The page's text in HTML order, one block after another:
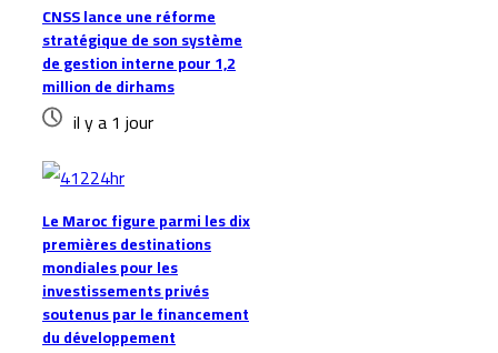
CNSS lance une réforme
stratégique de son système
de gestion interne pour 1,2
million de dirhams
il y a 1 jour
Le Maroc figure parmi les dix
premières destinations
mondiales pour les
investissements privés
soutenus par le financement
du développement